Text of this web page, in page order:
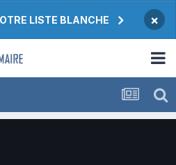
LISTE BLANCHE ×